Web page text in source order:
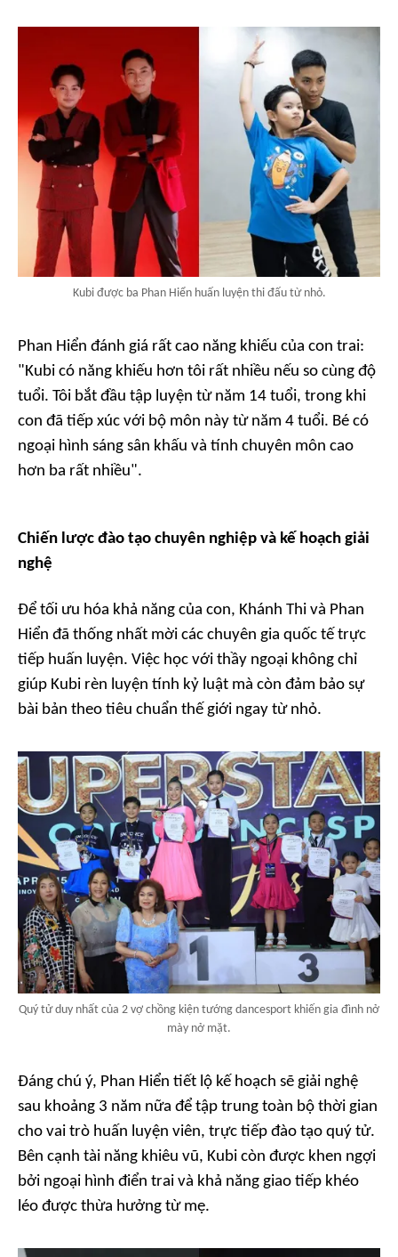
Kubi được ba Phan Hiển huấn luyện thi đấu từ nhỏ.
Phan Hiển đánh giá rất cao năng khiếu của con trai:
"Kubi có năng khiếu hơn tôi rất nhiều nếu so cùng độ
tuổi. Tôi bắt đầu tập luyện từ năm 14 tuổi, trong khi
con đã tiếp xúc với bộ môn này từ năm 4 tuổi. Bé có
ngoại hình sáng sân khấu và tính chuyên môn cao
hơn ba rất nhiều".
Chiến lược đào tạo chuyên nghiệp và kế hoạch giải
nghệ
Để tối ưu hóa khả năng của con, Khánh Thi và Phan
Hiển đã thống nhất mời các chuyên gia quốc tế trực
tiếp huấn luyện. Việc học với thầy ngoại không chỉ
giúp Kubi rèn luyện tính kỷ luật mà còn đảm bảo sự
bài bản theo tiêu chuẩn thế giới ngay từ nhỏ.
Quý tử duy nhất của 2 vợ chồng kiện tướng dancesport khiến gia đình nở
mày nở mặt.
Đáng chú ý, Phan Hiển tiết lộ kế hoạch sẽ giải nghệ
sau khoảng 3 năm nữa để tập trung toàn bộ thời gian
cho vai trò huấn luyện viên, trực tiếp đào tạo quý tử.
Bên cạnh tài năng khiêu vũ, Kubi còn được khen ngợi
bởi ngoại hình điển trai và khả năng giao tiếp khéo
léo được thừa hưởng từ mẹ.